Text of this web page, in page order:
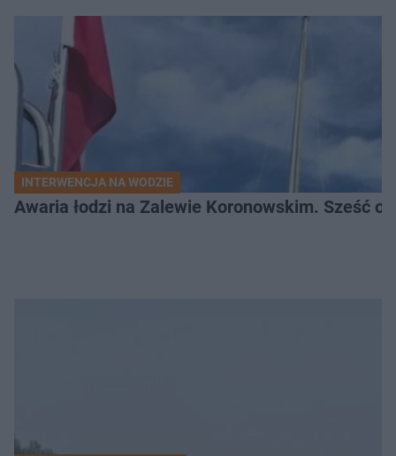
INTERWENCJA NA WODZIE
Awaria łodzi na Zalewie Koronowskim. Sześć